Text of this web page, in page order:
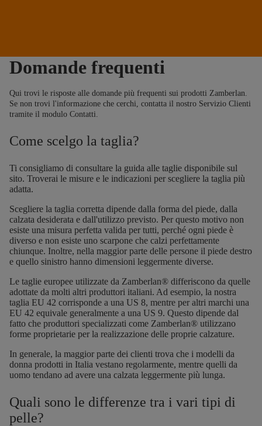
Domande frequenti
Qui trovi le risposte alle domande più frequenti sui prodotti Zamberlan.
Se non trovi l'informazione che cerchi, contatta il nostro Servizio Clienti
tramite il modulo Contatti
Come scelgo la taglia?
Ti consigliamo di consultare la guida alle taglie disponibile sul
sito. Troverai le misure e le indicazioni per scegliere la taglia più
adatta.
Scegliere la taglia corretta dipende dalla forma del piede, dalla
calzata desiderata e dall'utilizzo previsto. Per questo motivo non
esiste una misura perfetta valida per tutti, perché ogni piede è
diverso e non esiste uno scarpone che calzi perfettamente
chiunque. Inoltre, nella maggior parte delle persone il piede destro
e quello sinistro hanno dimensioni leggermente diverse.
Le taglie europee utilizzate da Zamberlan® differiscono da quelle
adottate da molti altri produttori italiani. Ad esempio, la nostra
taglia EU 42 corrisponde a una US 8, mentre per altri marchi una
EU 42 equivale generalmente a una US 9. Questo dipende dal
fatto che produttori specializzati come Zamberlan® utilizzano
forme proprietarie per la realizzazione delle proprie calzature.
In generale, la maggior parte dei clienti trova che i modelli da
donna prodotti in Italia vestano regolarmente, mentre quelli da
uomo tendano ad avere una calzata leggermente più lunga.
Quali sono le differenze tra i vari tipi di
pelle?